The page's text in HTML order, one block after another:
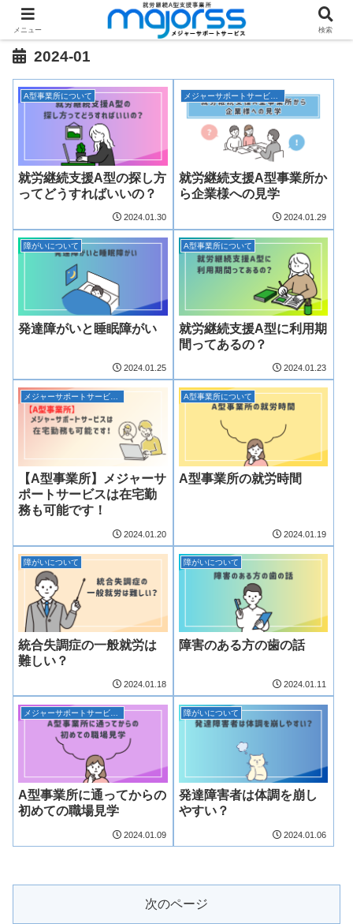
2024-01
A型事業所について
就労継続支援A型の探し方
ってどうすればいいの？
2024.01.30
就労継続支援A型事業所か
ら企業様への見学
2024.01.29
障がいについて
発達障がいと睡眠障がい
2024.01.25
A型事業所について
就労継続支援A型に利用期
間ってあるの？
2024.01.23
メジャーサポートサービス浜松事業所について
【A型事業所】メジャーサ
ポートサービスは在宅勤
務も可能です！
2024.01.20
A型事業所について
A型事業所の就労時間
2024.01.19
障がいについて
統合失調症の一般就労は
難しい？
2024.01.18
障がいについて
障害のある方の歯の話
2024.01.11
メジャーサポートサービス浜松事業所について
A型事業所に通ってからの
初めての職場見学
2024.01.09
障がいについて
発達障害者は体調を崩し
やすい？
2024.01.06
次のページ
メニュー 検索